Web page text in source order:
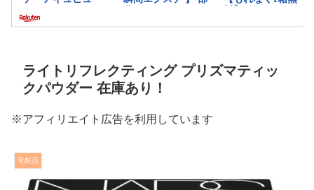
ライトリフレクティング プリズマティッ
クパウダー 在庫あり！
※アフィリエイト広告を利用しています
化粧品